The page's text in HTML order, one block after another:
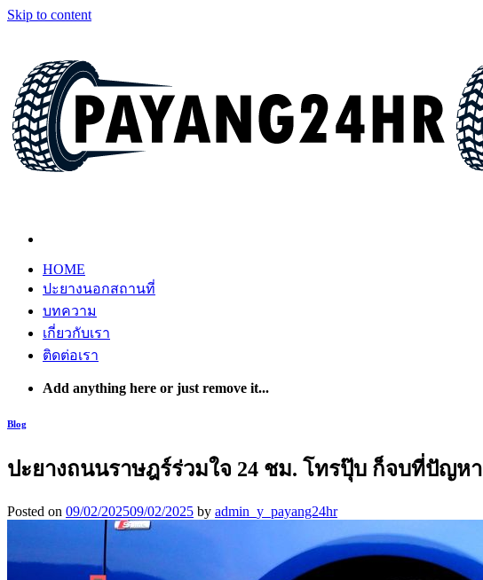
Skip to content
HOME
ปะยางนอกสถานที่
บทความ
เกี่ยวกับเรา
ติดต่อเรา
Add anything here or just remove it...
Blog
ปะยางถนนราษฎร์ร่วมใจ 24 ชม. โทรปุ๊บ ก็จบที่ปัญหา
Posted on 09/02/202509/02/2025 by admin_y_payang24hr